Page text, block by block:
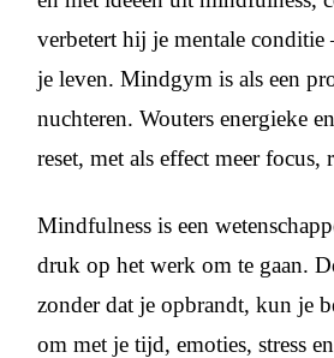
verbetert hij je mentale
je leven. Mindgym is als een
nuchteren. Wouters energieke
reset, met als effect meer focus,
Mindfulness is een
druk op het werk om te gaan.
zonder dat je opbrandt, kun je
om met je tijd, emoties, stress